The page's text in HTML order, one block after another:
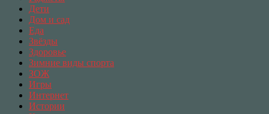
Дети
Дом и сад
Еда
Звёзды
Здоровье
Зимние виды спорта
ЗОЖ
Игры
Интернет
Истории